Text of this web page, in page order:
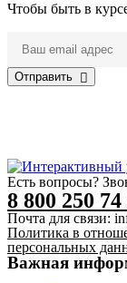
Чтобы быть в
Отправить
Есть вопросы?
8 800 250 74
Почта для связи:
Политика в
персональных
Важная